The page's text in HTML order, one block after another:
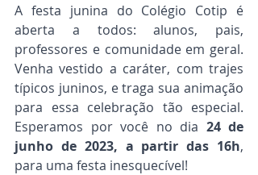
A festa junina do Colégio Cotip é
aberta a todos: alunos, pais,
professores e comunidade em geral.
Venha vestido a caráter, com trajes
típicos juninos, e traga sua animação
para essa celebração tão especial.
Esperamos por você no dia 24 de
junho de 2023, a partir das 16h,
para uma festa inesquecível!